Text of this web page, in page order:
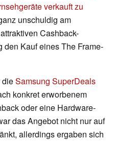
verkauft zu
unschuldig am
Cashback-
den Kauf eines The Frame-
dieSamsung SuperDeals
konkret erworbenem
oder eine Hardware-
das Angebot nicht nur auf
allerdings ergaben sich